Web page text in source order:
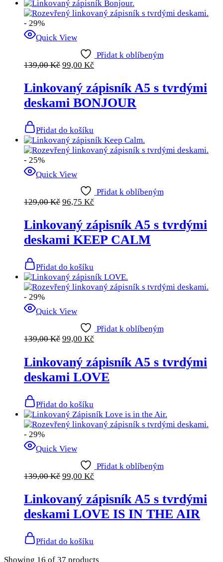
- 29%
Quick View
Přidat k oblíbeným
139,00Kč 99,00 Kč
Linkovaný zápisník A5 s tvrdými
deskami BONJOUR
Přidat do košíku
- 25%
Quick View
Přidat k oblíbeným
129,00Kč 96,75 Kč
Linkovaný zápisník A5 s tvrdými
deskami KEEP CALM
Přidat do košíku
- 29%
Quick View
Přidat k oblíbeným
139,00Kč 99,00 Kč
Linkovaný zápisník A5 s tvrdými
deskami LOVE
Přidat do košíku
- 29%
Quick View
Přidat k oblíbeným
139,00Kč 99,00 Kč
Linkovaný zápisník A5 s tvrdými
deskami LOVE IS IN THE AIR
Přidat do košíku
Showing 16 of 37 products